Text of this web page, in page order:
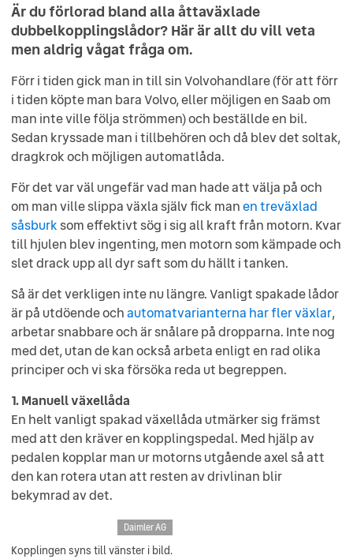
Är du förlorad bland alla åttaväxlade
dubbelkopplingslådor? Här är allt du vill veta
men aldrig vågat fråga om.
Förr i tiden gick man in till sin Volvohandlare (för att förr
i tiden köpte man bara Volvo, eller möjligen en Saab om
man inte ville följa strömmen) och beställde en bil.
Sedan kryssade man i tillbehören och då blev det soltak,
dragkrok och möjligen automatlåda.
För det var väl ungefär vad man hade att välja på och
om man ville slippa växla själv fick manen treväxlad
såsburksom effektivt sög i sig all kraft från motorn. Kvar
till hjulen blev ingenting, men motorn som kämpade och
slet drack upp all dyr saft som du hällt i tanken.
Så är det verkligen inte nu längre. Vanligt spakade lådor
är på utdöende ochautomatvarianterna har fler växlar,
arbetar snabbare och är snålare på dropparna. Inte nog
med det, utan de kan också arbeta enligt en rad olika
principer och vi ska försöka reda ut begreppen.
1. Manuell växellåda
En helt vanligt spakad växellåda utmärker sig främst
med att den kräver en kopplingspedal. Med hjälp av
pedalen kopplar man ur motorns utgående axel så att
den kan rotera utan att resten av drivlinan blir
bekymrad av det.
Daimler AG
Kopplingen syns till vänster i bild.